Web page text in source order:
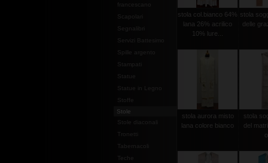
francescano
Scapolari
Segnalibri
Servizi Battesimo
Spille argento
Stampati
Statue
Statue in Legno
Stoffe
Stole
Stole diaconali
Tabernacoli
stola col.bianco 64%
lana 26% acrilico
10% lure...
stola
delle
stola aurora misto
lana colore bianco
stola
del